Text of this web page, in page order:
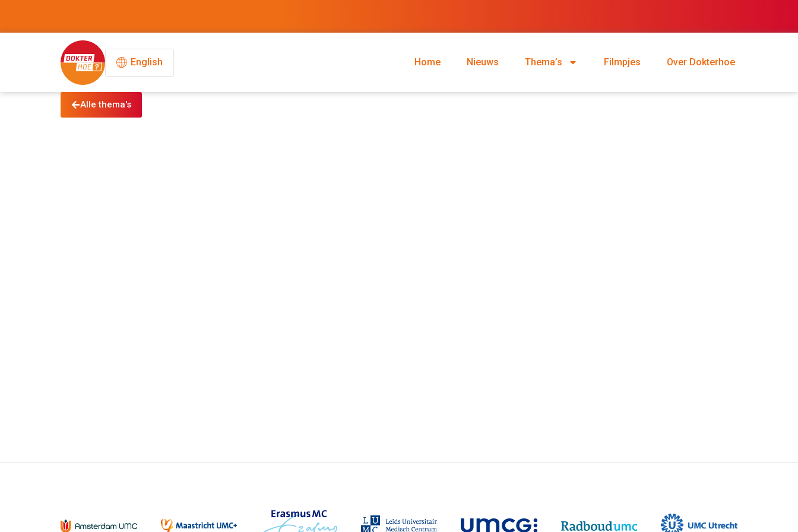
English Home Nieuws Thema’s Filmpjes Over Dokterhoe
Alle thema's